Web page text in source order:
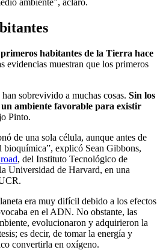
habitantes de la Tierra hace
evidencias muestran que los primeros
sobrevivido a muchas cosas. Sin los
ambiente favorable para existir
Pinto.
de una sola célula, aunque antes de
bioquímica”, explicó Sean Gibbons,
, del Instituto Tecnológico de
Universidad de Harvard, en una
era muy difícil debido a los efectos
en el ADN. No obstante, las
evolucionaron y adquirieron la
es decir, de tomar la energía y
convertirla en oxígeno.